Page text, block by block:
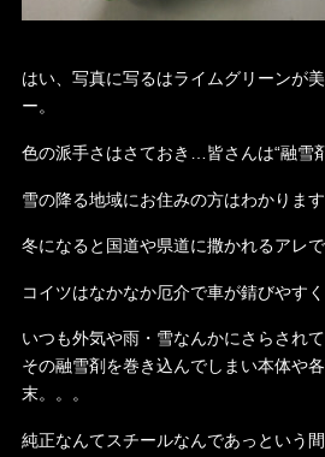
はい、写真に写るはライムグリーンが
ー。
色の派手さはさておき…皆さんは“融雪
雪の降る地域にお住みの方はわかります
冬になると国道や県道に撒かれるアレで
コイツはなかなか厄介で車が錆びやす
いつも外気や雨・雪なんかにさらされ
その融雪剤を巻き込んでしまい本体や
末。。。
純正なんてスチールなんであっという